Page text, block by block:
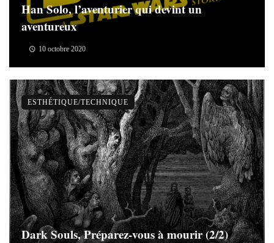
Han Solo, l’aventurier qui devint un
aventureux
10 octobre 2020
Dark Souls, Préparez-vous à mourir (2/2)
ESTHÉTIQUE/TECHNIQUE